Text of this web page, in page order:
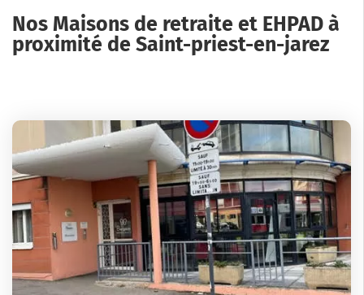
Nos Maisons de retraite et EHPAD à
proximité de Saint-priest-en-jarez